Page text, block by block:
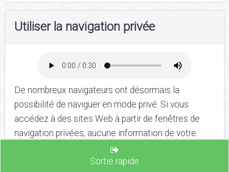
Utiliser la navigation privée
De nombreux navigateurs ont désormais la
possibilité de naviguer en mode privé. Si vous
accédez à des sites Web à partir de fenêtres de
navigation privées, aucune information de votre
session de navigation en cours ne sera enregistrée.
Vous devriez choisir cette option à chaque fois que
Sortie rapide